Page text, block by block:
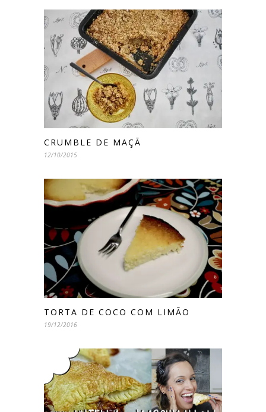
CRUMBLE DE MAÇÃ
12/10/2015
TORTA DE COCO COM LIMÃO
19/12/2016